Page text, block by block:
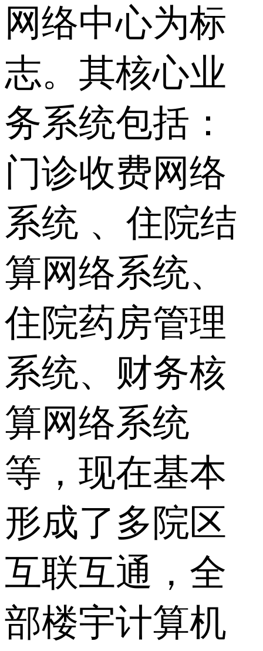
网络中心为标
志。其核心业
务系统包括：
门诊收费网络
系统 、住院结
算网络系统、
住院药房管理
系统、财务核
算网络系统
等，现在基本
形成了多院区
互联互通，全
部楼宇计算机